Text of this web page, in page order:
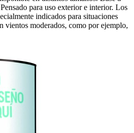
para uso exterior e interior. Los
indicados para situaciones
vientos moderados, como por ejemplo,